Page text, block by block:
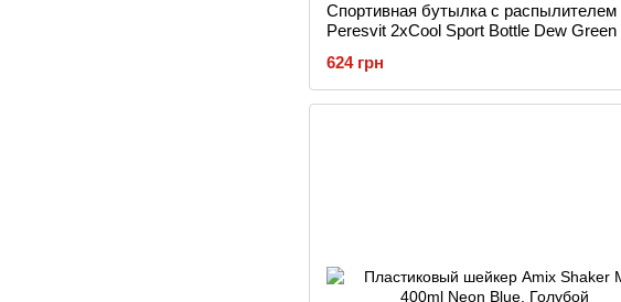
Спортивная бутылка с распылителем
Peresvit 2xCool Sport Bottle Dew Green
624 грн